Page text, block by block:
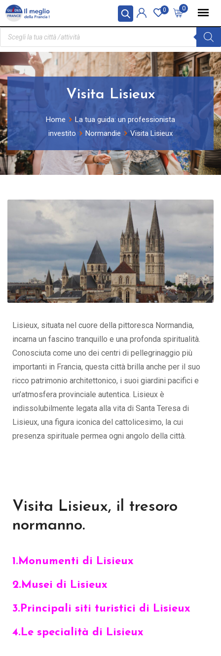
Pannello di gestione dei cookies 0
0
Visita Lisieux
Home
La tua guida: un professionista
investito
Normandie Visita Lisieux
Lisieux, situata nel cuore della pittoresca Normandia,
incarna un fascino tranquillo e una profonda spiritualità.
Conosciuta come uno dei centri di pellegrinaggio più
importanti in Francia, questa città brilla anche per il suo
ricco patrimonio architettonico, i suoi giardini pacifici e
un’atmosfera provinciale autentica. Lisieux è
indissolubilmente legata alla vita di Santa Teresa di
Lisieux, una figura iconica del cattolicesimo, la cui
presenza spirituale permea ogni angolo della città.
Visita Lisieux, il tresoro
normanno.
1.Monumenti di Lisieux
2.Musei di Lisieux
3.Principali siti turistici di Lisieux
4.Le specialità di Lisieux